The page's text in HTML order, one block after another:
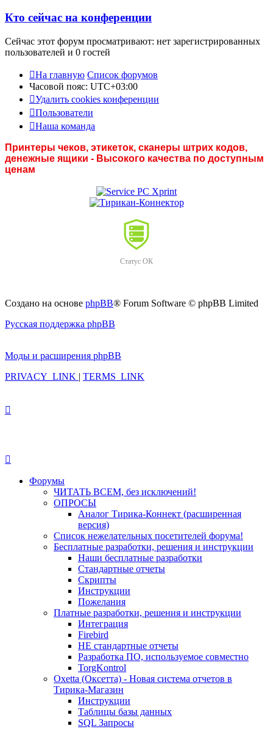
Кто сейчас на конференции
Сейчас этот форум просматривают: нет зарегистрированных
пользователей и 0 гостей
На главную Список форумов
Часовой пояс: UTC+03:00
Удалить cookies конференции
Пользователи
Наша команда
Принтеры чеков, этикеток, сканеры штрих кодов,
денежные ящики - Высокого качества по доступным
ценам
Статус ОК
Создано на основе phpBB® Forum Software © phpBB Limited
Русская поддержка phpBB
Моды и расширения phpBB
PRIVACY_LINK | TERMS_LINK
Форумы
ЧИТАТЬ ВСЕМ, без исключений!
ОПРОСЫ
Аналог Тирика-Коннект (расширенная
версия)
Список нежелательных посетителей форума!
Бесплатные разработки, решения и инструкции
Наши бесплатные разработки
Стандартные отчеты
Скрипты
Инструкции
Пожелания
Платные разработки, решения и инструкции
Интеграция
Firebird
НЕ стандартные отчеты
Разработка ПО, используемое совместно
TorgKontrol
Oxetta (Оксетта) - Новая система отчетов в
Тирика-Магазин
Инструкции
Таблицы базы данных
SQL Запросы